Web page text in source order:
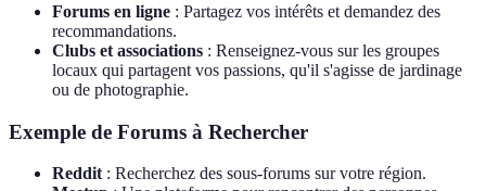
Forums en ligne : Partagez vos intérêts et demandez des
recommandations.
Clubs et associations : Renseignez-vous sur les groupes
locaux qui partagent vos passions, qu'il s'agisse de jardinage
ou de photographie.
Exemple de Forums à Rechercher
Reddit : Recherchez des sous-forums sur votre région.